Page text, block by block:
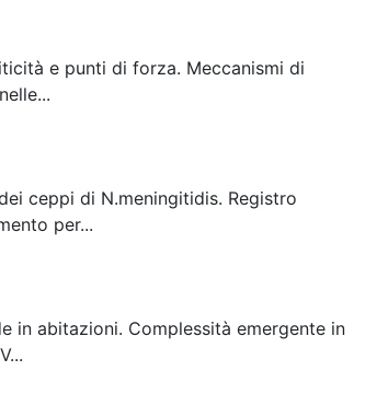
e punti di forza. Meccanismi di
ceppi di N.meningitidis. Registro
per...
in abitazioni. Complessità emergente in